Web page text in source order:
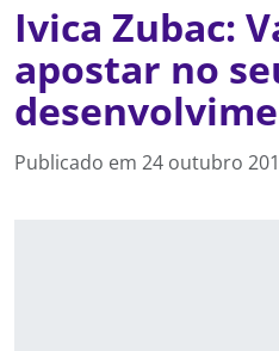
Ivica Zubac:
apostar no
Publicado em 24 outubro